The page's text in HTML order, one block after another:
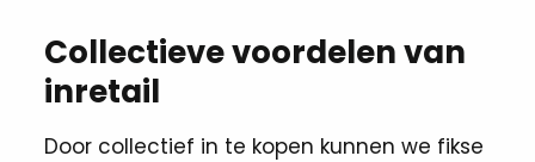
Collectieve voordelen van
inretail
Door collectief in te kopen kunnen we fikse